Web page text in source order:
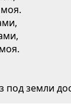
земли